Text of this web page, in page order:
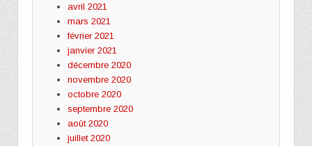
avril 2021
mars 2021
février 2021
janvier 2021
décembre 2020
novembre 2020
octobre 2020
septembre 2020
août 2020
juillet 2020